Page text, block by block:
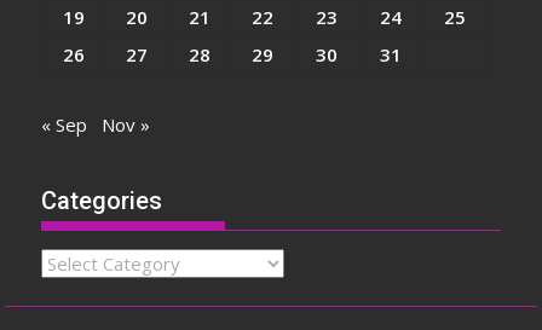
19
20 21 22 23 24
25
26
27 28 29 30 31
« Sep Nov »
Categories
Categories